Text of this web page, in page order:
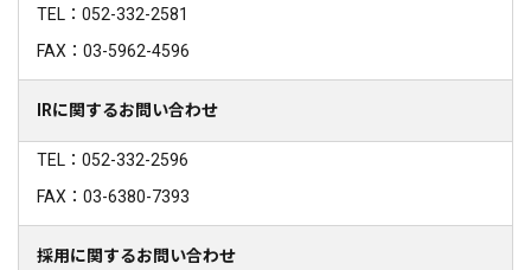
TEL：052-332-2581
FAX：03-5962-4596
IRに関するお問い合わせ
TEL：052-332-2596
FAX：03-6380-7393
採用に関するお問い合わせ